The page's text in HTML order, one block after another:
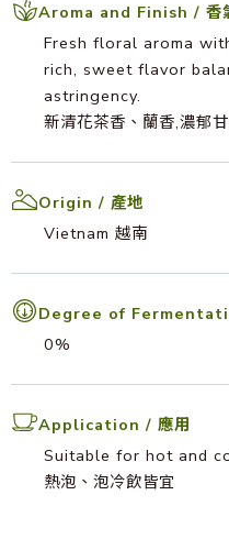
Aroma and Finish / 香
Fresh floral aroma
rich, sweet flavor
astringency.
新清花茶香、蘭香,濃郁
Origin / 產地
Vietnam 越南
Degree of
0%
Application / 應用
Suitable for hot and
熱泡、泡冷飲皆宜